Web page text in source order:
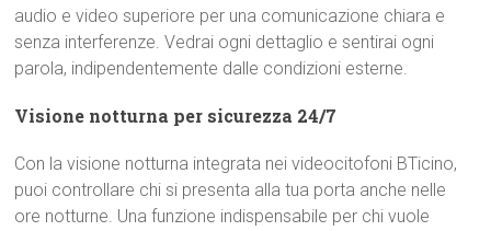
audio e video superiore per una comunicazione chiara e
senza interferenze. Vedrai ogni dettaglio e sentirai ogni
parola, indipendentemente dalle condizioni esterne.
Visione notturna per sicurezza 24/7
Con la visione notturna integrata nei videocitofoni BTicino,
puoi controllare chi si presenta alla tua porta anche nelle
ore notturne. Una funzione indispensabile per chi vuole